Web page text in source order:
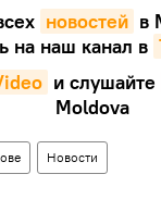
новостей в
на наш канал в
и слушайте
Moldova
Новости